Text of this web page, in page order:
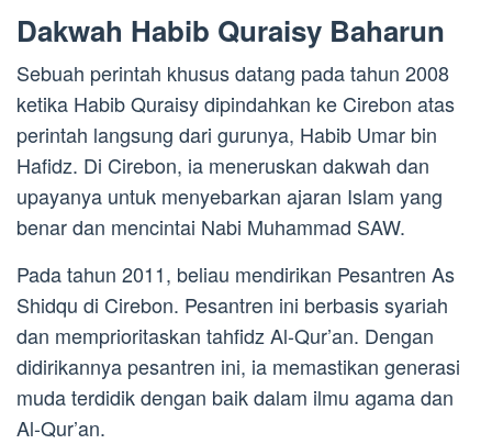
Dakwah Habib Quraisy Baharun
Sebuah perintah khusus datang pada tahun 2008
ketika Habib Quraisy dipindahkan ke Cirebon atas
perintah langsung dari gurunya, Habib Umar bin
Hafidz. Di Cirebon, ia meneruskan dakwah dan
upayanya untuk menyebarkan ajaran Islam yang
benar dan mencintai Nabi Muhammad SAW.
Pada tahun 2011, beliau mendirikan Pesantren As
Shidqu di Cirebon. Pesantren ini berbasis syariah
dan memprioritaskan tahfidz Al-Qur’an. Dengan
didirikannya pesantren ini, ia memastikan generasi
muda terdidik dengan baik dalam ilmu agama dan
Al-Qur’an.